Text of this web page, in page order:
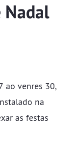
Nadal
ao venres 30,
na
as festas